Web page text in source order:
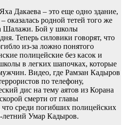
Дакаева – это еще одно здание,
оказалась родной тетей того же
Шалажи. Бой у школы
Теперь силовики говорят, что
из-за ложно понятого
полицейские без касок и
в легких шапочках, которые
Видео, где Рамзан Кадыров
по телефону,
дис на тему аятов из Корана
смерти от главы
среди погибших полицейских
летний Умар Кадыров.